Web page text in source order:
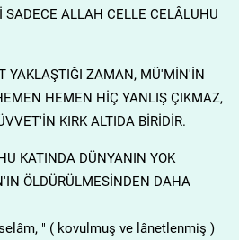
SADECE ALLAH CELLE CELÂLUHU
YAKLAŞTIĞI ZAMAN, MÜ'MİN'İN
HEMEN HİÇ YANLIŞ ÇIKMAZ,
KIRK ALTIDA BİRİDİR.
KATINDA DÜNYANIN YOK
ÖLDÜRÜLMESİNDEN DAHA
" ( kovulmuş ve lânetlenmiş )